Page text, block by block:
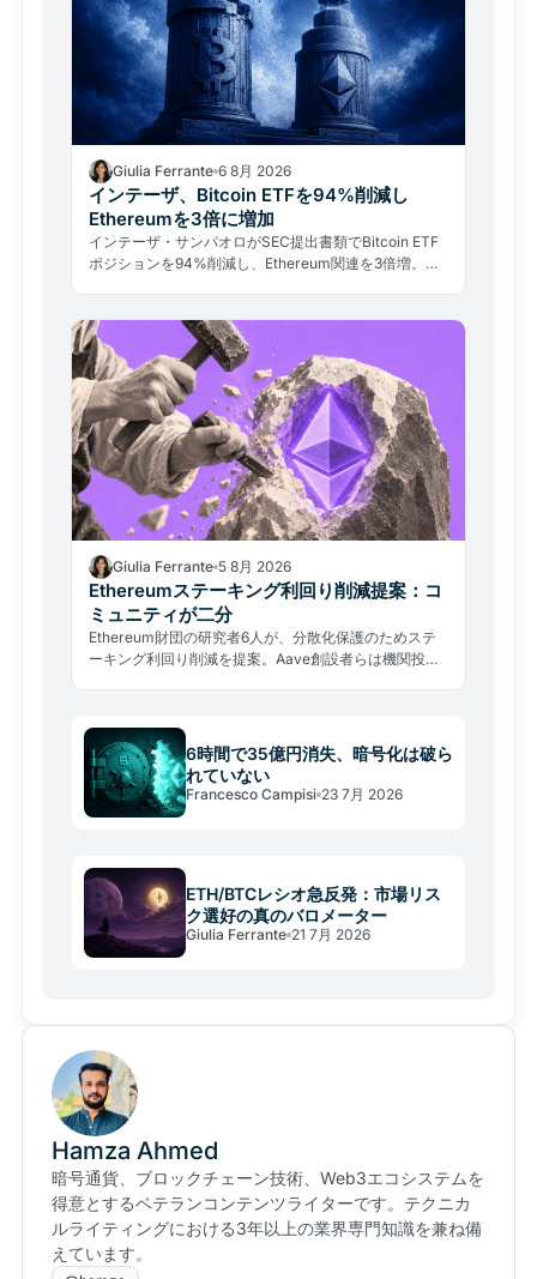
Giulia Ferrante 6 8月 2026
インテーザ、Bitcoin ETFを94%削減し
Ethereumを3倍に増加
インテーザ・サンパオロがSEC提出書類でBitcoin ETF
ポジションを94%削減し、Ethereum関連を3倍増。し
Giulia Ferrante 5 8月 2026
Ethereumステーキング利回り削減提案：コ
ミュニティが二分
Ethereum財団の研究者6人が、分散化保護のためステ
ーキング利回り削減を提案。Aave創設者らは機関投資
6時間で35億円消失、暗号化は破ら
れていない
Francesco Campisi 23 7月 2026
ETH/BTCレシオ急反発：市場リス
ク選好の真のバロメーター
Giulia Ferrante 21 7月 2026
Hamza Ahmed
暗号通貨、ブロックチェーン技術、Web3エコシステムを
得意とするベテランコンテンツライターです。テクニカ
ルライティングにおける3年以上の業界専門知識を兼ね備
えています。